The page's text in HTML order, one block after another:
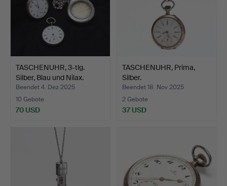
TASCHENUHR, 3-tlg.
Silber, Blau und Nilax.
Beendet 4. Dez 2025
10 Gebote
70 USD
TASCHENUHR, Prima,
Silber.
Beendet 18. Nov 2025
2 Gebote
37 USD